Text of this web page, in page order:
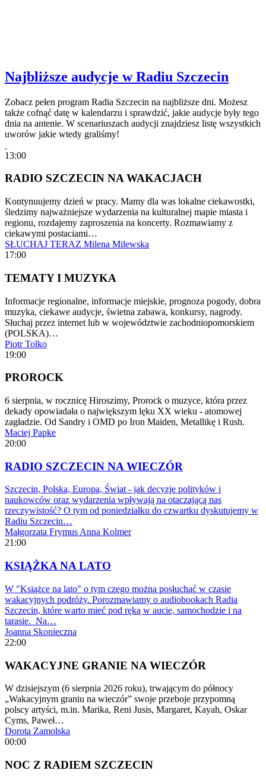
Najbliższe audycje w Radiu Szczecin
Zobacz pełen program Radia Szczecin na najbliższe dni. Możesz
także cofnąć datę w kalendarzu i sprawdzić, jakie audycje były tego
dnia na antenie. W scenariuszach audycji znajdziesz listę wszystkich
uworów jakie wtedy graliśmy!
13:00
RADIO SZCZECIN NA WAKACJACH
Kontynuujemy dzień w pracy. Mamy dla was lokalne ciekawostki,
śledzimy najważniejsze wydarzenia na kulturalnej mapie miasta i
regionu, rozdajemy zaproszenia na koncerty. Rozmawiamy z
ciekawymi postaciami…
SŁUCHAJ TERAZ Milena Milewska
17:00
TEMATY I MUZYKA
Informacje regionalne, informacje miejskie, prognoza pogody, dobra
muzyka, ciekawe audycje, świetna zabawa, konkursy, nagrody.
Słuchaj przez internet lub w województwie zachodniopomorskiem
(POLSKA)…
Piotr Tolko
19:00
PROROCK
6 sierpnia, w rocznicę Hiroszimy, Prorock o muzyce, która przez
dekady opowiadała o największym lęku XX wieku - atomowej
zagładzie. Od Sandry i OMD po Iron Maiden, Metallikę i Rush.
Maciej Papke
20:00
RADIO SZCZECIN NA WIECZÓR
Szczecin, Polska, Europa, Świat - jak decyzje polityków i
naukowców oraz wydarzenia wpływają na otaczającą nas
rzeczywistość? O tym od poniedziałku do czwartku dyskutujemy w
Radiu Szczecin…
Małgorzata FrymusAnna Kolmer
21:00
KSIĄŻKA NA LATO
W "Książce na lato" o tym czego można posłuchać w czasie
wakacyjnych podróży. Porozmawiamy o audiobookach Radia
Szczecin, które warto mieć pod ręką w aucie, samochodzie i na
tarasie. Na…
Joanna Skonieczna
22:00
WAKACYJNE GRANIE NA WIECZÓR
W dzisiejszym (6 sierpnia 2026 roku), trwającym do północy
„Wakacyjnym graniu na wieczór” swoje przeboje przypomną
polscy artyści, m.in. Marika, Reni Jusis, Margaret, Kayah, Oskar
Cyms, Paweł…
Dorota Zamolska
00:00
NOC Z RADIEM SZCZECIN